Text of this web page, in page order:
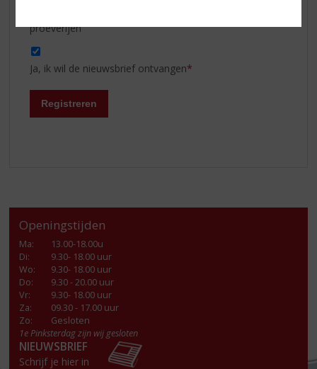
proeverijen
Ja, ik wil de nieuwsbrief ontvangen*
Registreren
Openingstijden
Ma:
13.00-18.00u
Di:
9.30- 18.00 uur
Wo:
9.30- 18.00 uur
Do:
9.30 - 20.00 uur
Vr:
9.30- 18.00 uur
Za:
09.30 - 17.00 uur
Zo:
Gesloten
1e Pinksterdag zijn wij gesloten
NIEUWSBRIEF
Schrijf je hier in